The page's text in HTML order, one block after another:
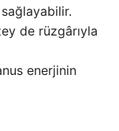
de rüzgârıyla
enerjinin